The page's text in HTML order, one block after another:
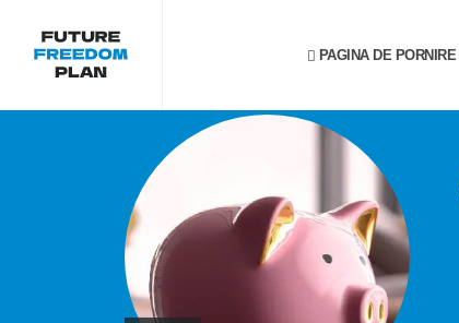
PAGINA DE PORNIRE